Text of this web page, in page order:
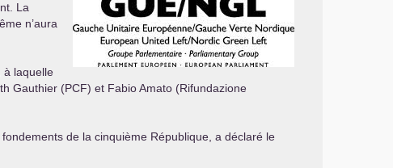
La
n’aura
à laquelle
Gauthier (PCF) et Fabio Amato (Rifundazione
de la cinquième République, a déclaré le